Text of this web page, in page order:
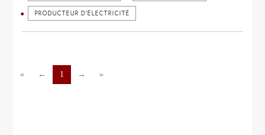
PRODUCTEUR D’ÉLECTRICITÉ
« ← 1 → »